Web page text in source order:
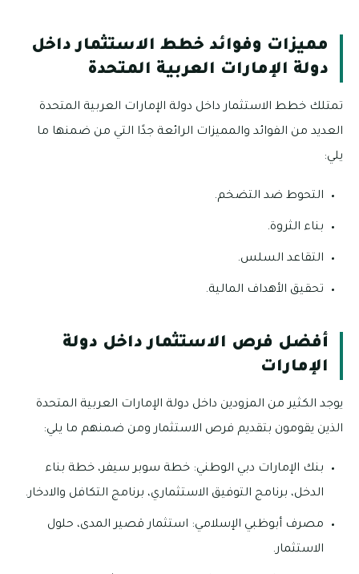
مميزات وفوائد خطط الاستثمار داخل
دولة الإمارات العربية المتحدة
تمتلك خطط الاستثمار داخل دولة الإمارات العربية المتحدة
العديد من الفوائد والمميزات الرائعة جدًا التي من ضمنها ما
يلي:
التحوط ضد التضخم.
بناء الثروة.
التقاعد السلس.
تحقيق الأهداف المالية.
أفضل فرص الاستثمار داخل دولة
الإمارات
يوجد الكثير من المزودين داخل دولة الإمارات العربية المتحدة
الذين يقومون بتقديم فرص الاستثمار ومن ضمنهم ما يلي:
بنك الإمارات دبي الوطني: خطة سوبر سيفر، خطة بناء
الدخل، برنامج التوفيق الاستثماري، برنامج التكافل والادخار.
مصرف أبوظبي الإسلامي: استثمار قصير المدى، حلول
الاستثمار.